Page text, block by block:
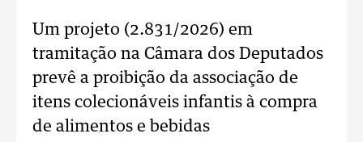
Um projeto (2.831/2026) em
tramitação na Câmara dos Deputados
prevê a proibição da associação de
itens colecionáveis infantis à compra
de alimentos e bebidas